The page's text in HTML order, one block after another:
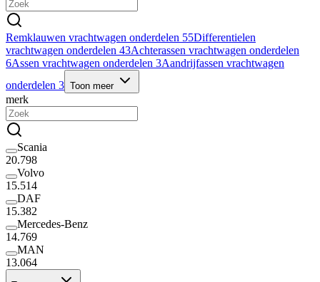
Remklauwen vrachtwagen onderdelen 55Differentielen
vrachtwagen onderdelen 43Achterassen vrachtwagen onderdelen
6Assen vrachtwagen onderdelen 3Aandrijfassen vrachtwagen
onderdelen 3 Toon meer
merk
Scania
20.798
Volvo
15.514
DAF
15.382
Mercedes-Benz
14.769
MAN
13.064